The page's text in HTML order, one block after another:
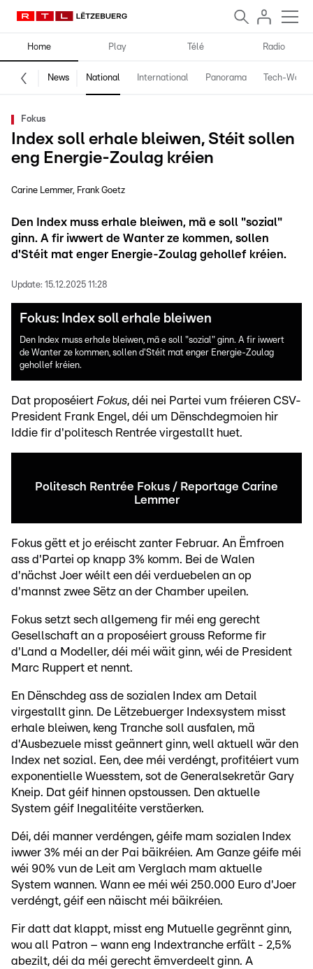
Home Play Télé Radio
News National International Panorama Tech-World
Fokus
Index soll erhale bleiwen, Stéit sollen
eng Energie-Zoulag kréien
Carine Lemmer Frank Goetz
Den Index muss erhale bleiwen, mä e soll "sozial"
ginn. A fir iwwert de Wanter ze kommen, sollen
d'Stéit mat enger Energie-Zoulag gehollef kréien.
Update: 15.12.2025 11:28
Fokus: Index soll erhale bleiwen
Den Index muss erhale bleiwen, mä e soll "sozial" ginn. A fir iwwert
de Wanter ze kommen, sollen d'Stéit mat enger Energie-Zoulag
gehollef kréien.
Dat proposéiert Fokus, déi nei Partei vum fréieren CSV-
President Frank Engel, déi um Dënschdegmoien hir
Iddie fir d'politesch Rentrée virgestallt huet.
Politesch Rentrée Fokus / Reportage Carine
Lemmer
Fokus gëtt et jo eréischt zanter Februar. An Ëmfroen
ass d'Partei op knapp 3% komm. Bei de Walen
d'nächst Joer wéilt een déi verduebelen an op
d'mannst zwee Sëtz an der Chamber upeilen.
Fokus setzt sech allgemeng fir méi eng gerecht
Gesellschaft an a proposéiert grouss Reforme fir
d'Land a Modeller, déi méi wäit ginn, wéi de President
Marc Ruppert et nennt.
En Dënschdeg ass de sozialen Index am Detail
virgestallt ginn. De Lëtzebuerger Indexsystem misst
erhale bleiwen, keng Tranche soll ausfalen, mä
d'Ausbezuele misst geännert ginn, well aktuell wär den
Index net sozial. Een, dee méi verdéngt, profitéiert vum
exponentielle Wuesstem, sot de Generalsekretär Gary
Kneip. Dat géif hinnen opstoussen. Den aktuelle
System géif Inegalitéite verstäerken.
Déi, déi manner verdéngen, géife mam sozialen Index
iwwer 3% méi an der Pai bäikréien. Am Ganze géife méi
wéi 90% vun de Leit am Verglach mam aktuelle
System wannen. Wann ee méi wéi 250.000 Euro d'Joer
verdéngt, géif een näischt méi bäikréien.
Fir datt dat klappt, misst eng Mutuelle gegrënnt ginn,
wou all Patron – wann eng Indextranche erfält - 2,5%
abezilt, déi da méi gerecht ëmverdeelt ginn. A